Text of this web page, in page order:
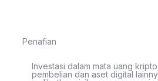
Penafian
Investasi dalam mata uang
pembelian dan aset digital